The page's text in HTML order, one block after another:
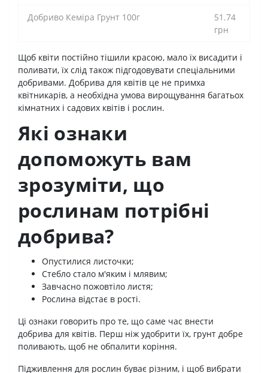
Добриво Кеміра Грунт 100г
51.74
грн
Щоб квіти постійно тішили красою, мало їх висадити і
поливати, їх слід також підгодовувати спеціальними
добривами. Добрива для квітів це не примха
квітникарів, а необхідна умова вирощування багатьох
кімнатних і садових квітів і рослин.
Які ознаки
допоможуть вам
зрозуміти, що
рослинам потрібні
добрива?
Опустилися листочки;
Стебло стало м'яким і млявим;
Завчасно пожовтіло листя;
Рослина відстає в рості.
Ці ознаки говорить про те, що саме час внести
добрива для квітів. Перш ніж удобрити їх, грунт добре
поливають, щоб не обпалити коріння.
Підживлення для рослин буває різним, і щоб вибрати